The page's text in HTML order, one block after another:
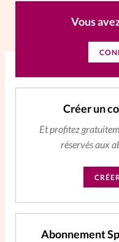
Aujourd’hui!
Faire un don
La Boutique
La Pause
éditions
La rédaction
Mon compte
Vous
Créer un
Et profitez
réservés aux
Abonnement